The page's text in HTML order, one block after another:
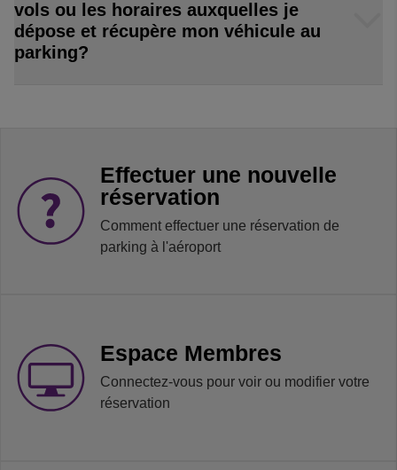
vols ou les horaires auxquelles je
dépose et récupère mon véhicule au
parking?
Effectuer une nouvelle
réservation
Comment effectuer une réservation de
parking à l'aéroport
Espace Membres
Connectez-vous pour voir ou modifier votre
réservation